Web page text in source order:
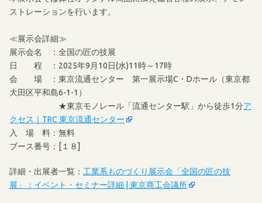
ストレーションを行います。
≪展示会詳細≫
展示会名 ：全国の匠の技展
日 程 ：2025年9月10日(水)11時～17時
会 場 ：東京流通センター 第一展示場C・Dホール（東京都
大田区平和島6-1-1）
★東京モノレール「流通センター駅」から徒歩1分ア
クセス｜TRC 東京流通センター
入 場 料：無料
ブース番号：[１８]
詳細・出展者一覧： 工業系ものづくり展示会「全国の匠の技
展」：イベント・セミナー詳細 | 東京商工会議所